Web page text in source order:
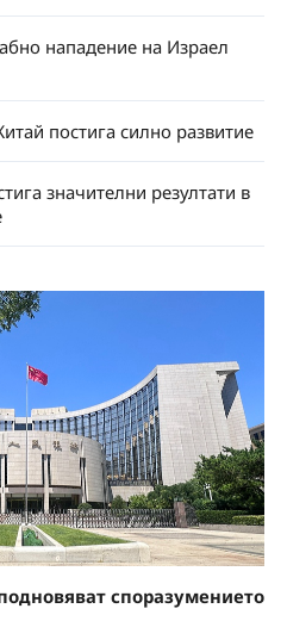
нападение на Израел
постига силно развитие
значителни резултати в
споразумението